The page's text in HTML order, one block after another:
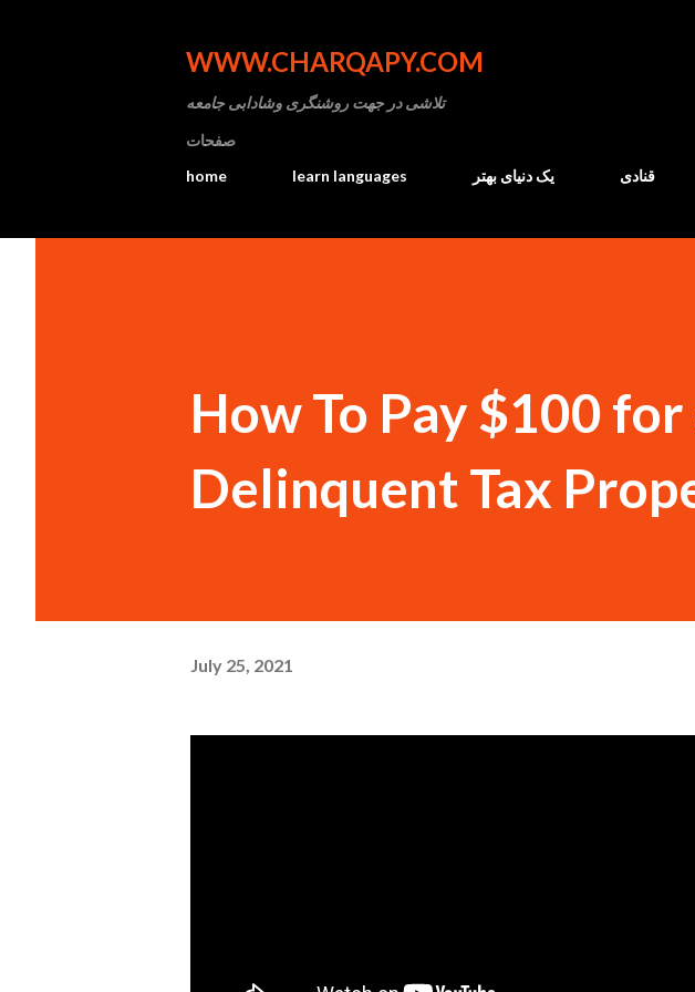
WWW.CHARQAPY.COM
تلاشی در جهت روشنگری وشادابی جامعه
صفحات
home
learn languages یک دنیای بهتر قنادی
How To Pay $100
Delinquent Tax
July 25, 2021